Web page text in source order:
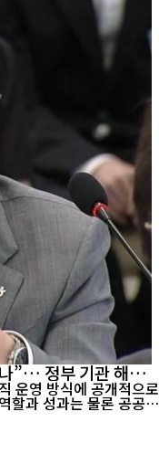
”… 정부 기관 해외
운영 방식에 공개적으로
할과 성과는 물론 공공기
뤄질 가능성이 커지고
와 해외지사 운영 현황
지 수행하는 것이 적절